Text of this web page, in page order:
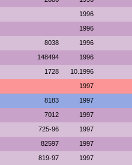
1996
1996
8038 1996
148494 1996
1728 10.1996
1997
8183 1997
7012 1997
725-96 1997
82597 1997
819-97 1997